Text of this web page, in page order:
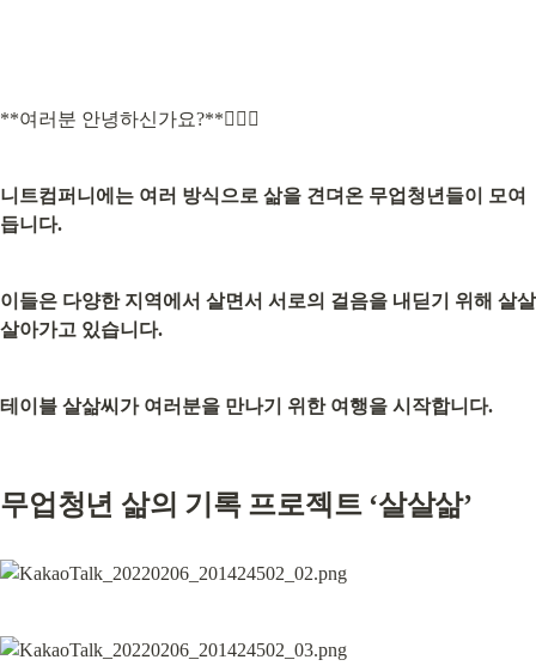
**여러분 안녕하신가요?**🙆🏻‍♂️
니트컴퍼니에는 여러 방식으로 삶을 견뎌온 무업청년들이 모여
듭니다.
이들은 다양한 지역에서 살면서 서로의 걸음을 내딛기 위해 살살
살아가고 있습니다.
테이블 살삶씨가 여러분을 만나기 위한 여행을 시작합니다.
무업청년 삶의 기록 프로젝트 ‘살살삶’